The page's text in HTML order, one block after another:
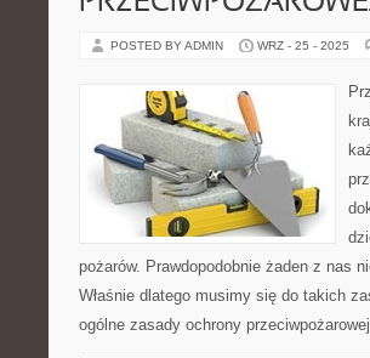
POSTED BY ADMIN WRZ - 25 - 2025
pożarów. Prawdopodobnie żaden z nas
Właśnie dlatego musimy się do takich
ogólne zasady ochrony